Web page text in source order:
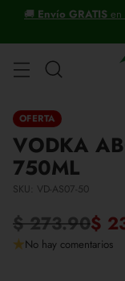
OFERTA
VODKA
750ML
SKU: VD-AS07-50
Precio
$ 273.90$
No hay comentarios